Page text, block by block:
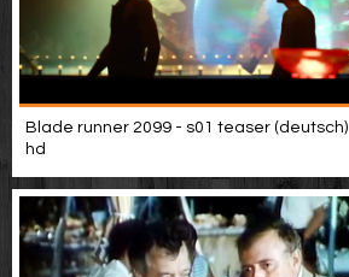
Blade runner 2099 - s01 teaser (deutsch)
hd